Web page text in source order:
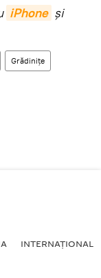
iPhone și
Grădinițe
INTERNAŢIONAL